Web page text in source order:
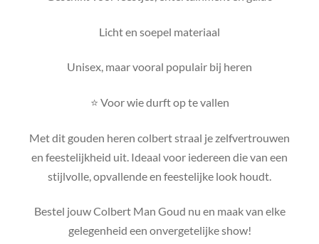
Licht en soepel materiaal
Unisex, maar vooral populair bij heren
⭐ Voor wie durft op te vallen
Met dit gouden heren colbert straal je zelfvertrouwen
en feestelijkheid uit. Ideaal voor iedereen die van een
stijlvolle, opvallende en feestelijke look houdt.
Bestel jouw Colbert Man Goud nu en maak van elke
gelegenheid een onvergetelijke show!